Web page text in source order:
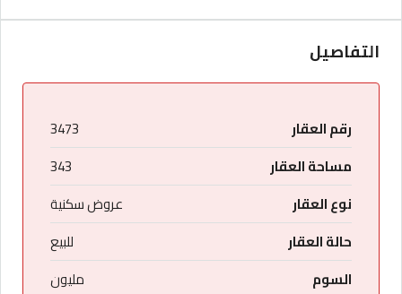
التفاصيل
رقم العقار
3473
مساحة العقار
343
نوع العقار
عروض سكنية
حالة العقار
للبيع
السوم
مليون